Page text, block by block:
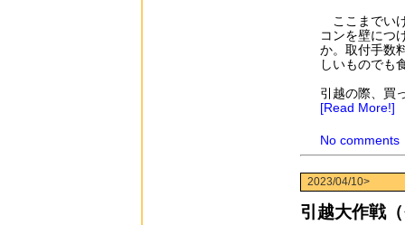
ここまでい
コンを壁につ
か。取付手数
しいものでも
引越の際、買
[Read More!]
No comments
2023/04/10>
引越大作戦